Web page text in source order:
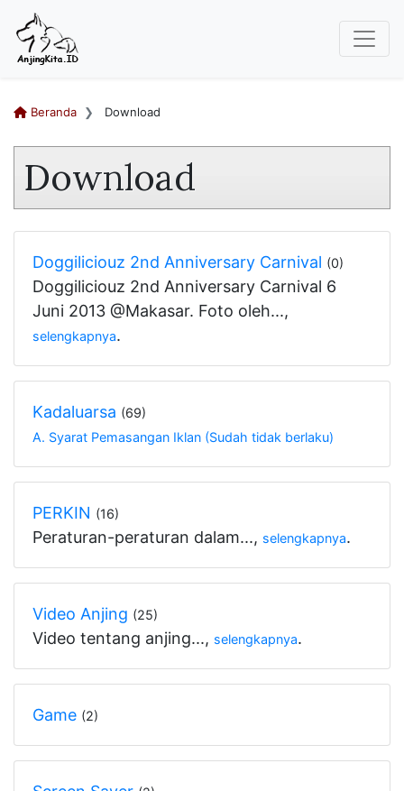
Beranda Download
Download
Doggiliciouz 2nd Anniversary Carnival (0)
Doggiliciouz 2nd Anniversary Carnival 6
Juni 2013 @Makasar. Foto oleh...,
selengkapnya.
Kadaluarsa (69)
A. Syarat Pemasangan Iklan (Sudah tidak berlaku)
PERKIN (16)
Peraturan-peraturan dalam..., selengkapnya.
Video Anjing (25)
Video tentang anjing..., selengkapnya.
Game (2)